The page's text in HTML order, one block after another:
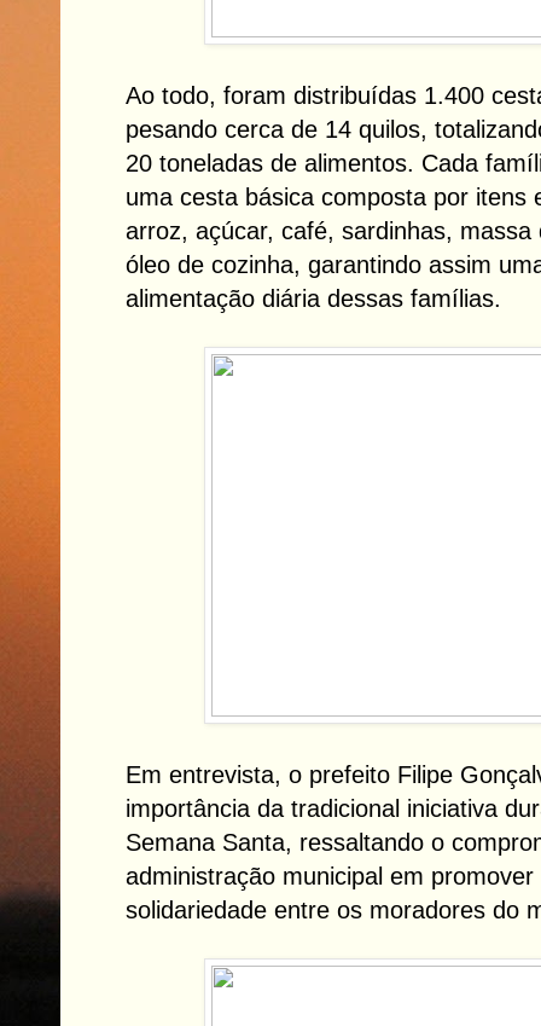
Ao todo, foram distribuídas 1.400
pesando cerca de 14 quilos,
20 toneladas de alimentos. Cada
uma cesta básica composta por itens
arroz, açúcar, café, sardinhas,
óleo de cozinha, garantindo assim
alimentação diária dessas famílias.
Em entrevista, o prefeito Filipe
importância da tradicional iniciativa
Semana Santa, ressaltando o
administração municipal em
solidariedade entre os moradores do